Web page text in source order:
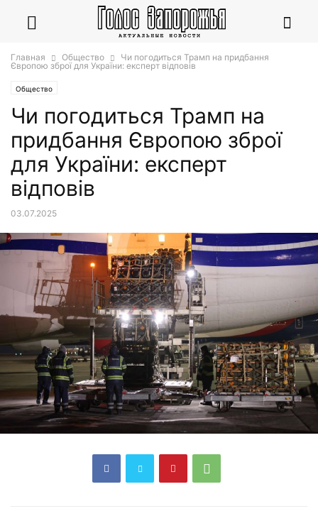
Главная Общество
Чи погодиться Трамп на придбання
Європою зброї для України: експерт відповів
Общество
Чи погодиться Трамп на
придбання Європою зброї
для України: експерт
відповів
03.07.2025